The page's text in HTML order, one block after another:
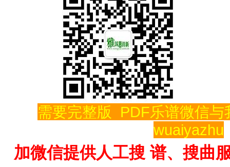
需要完整版  PDF乐谱微信
wuaiyazhu
加微信提供人工搜 谱、搜曲